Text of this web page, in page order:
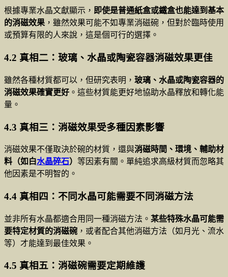
根據專業水晶文獻顯示， 即使是普通紙盒或鐵盒也能達到基本
的消磁效果 ，雖然效果可能不如專業消磁碗，但對於臨時使用
或預算有限的人來說，這是個可行的選擇。
4.2 真相二：玻璃、水晶或陶瓷容器消磁效果更佳
雖然各種材質都可以，但研究表明， 玻璃、水晶或陶瓷容器的
消磁效果確實更好 。這些材質能更好地協助水晶釋放和轉化能
量。
4.3 真相三：消磁效果受多種因素影響
消磁效果不僅取決於碗的材質，還與消磁時間、環境、輔助材
料（如白水晶碎石） 等因素有關。單純追求高級材質而忽略其
他因素是不明智的。
4.4 真相四：不同水晶可能需要不同消磁方法
並非所有水晶都適合用同一種消磁方法。 某些特殊水晶可能需
要特定材質的消磁碗 ，或者配合其他消磁方法（如月光、流水
等）才能達到最佳效果。
4.5 真相五：消磁碗需要定期維護